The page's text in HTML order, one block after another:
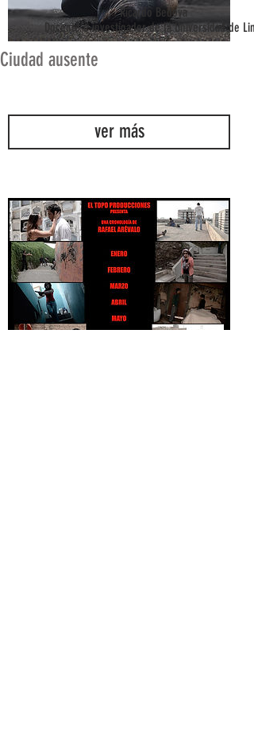
Ciudad ausente
ver más
Ricardo Bedoya
Docente e investigador de la Universidad de Lima